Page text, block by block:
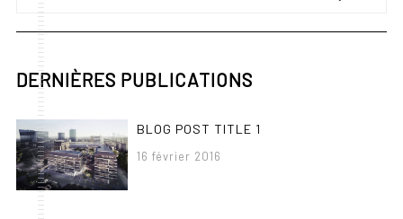
DERNIÈRES PUBLICATIONS
BLOG POST TITLE 1
16 février 2016